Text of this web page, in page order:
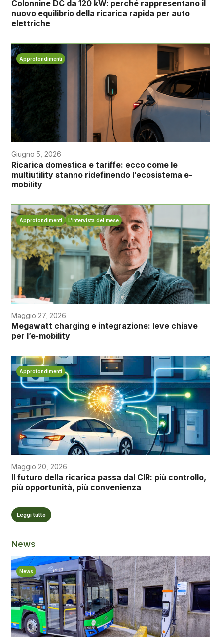
Colonnine DC da 120 kW: perché rappresentano il
nuovo equilibrio della ricarica rapida per auto
elettriche
Approfondimenti
Giugno 5, 2026
Ricarica domestica e tariffe: ecco come le
multiutility stanno ridefinendo l’ecosistema e-
mobility
Approfondimenti L’intervista del mese
Maggio 27, 2026
Megawatt charging e integrazione: leve chiave
per l’e-mobility
Approfondimenti
Maggio 20, 2026
Il futuro della ricarica passa dal CIR: più controllo,
più opportunità, più convenienza
Leggi tutto
News
News